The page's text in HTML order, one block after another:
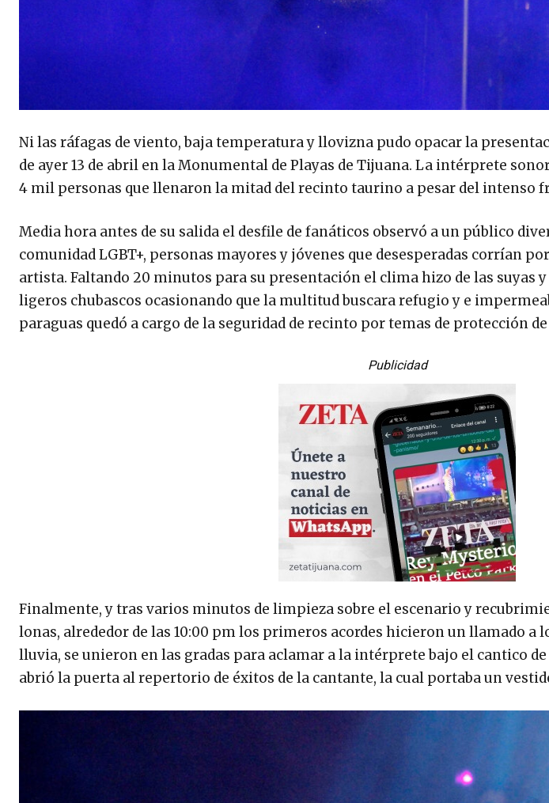
Ni las ráfagas de viento, baja temperatura y llovizna pudo opacar la
de ayer 13 de abril en la Monumental de Playas de Tijuana. La intérprete
4 mil personas que llenaron la mitad del recinto taurino a pesar del intenso
Media hora antes de su salida el desfile de fanáticos observó a un público
comunidad LGBT+, personas mayores y jóvenes que desesperadas corrían
artista. Faltando 20 minutos para su presentación el clima hizo de las suyas
ligeros chubascos ocasionando que la multitud buscara refugio y e
paraguas quedó a cargo de la seguridad de recinto por temas de protección
Publicidad
Finalmente, y tras varios minutos de limpieza sobre el escenario y
lonas, alrededor de las 10:00 pm los primeros acordes hicieron un llamado a
lluvia, se unieron en las gradas para aclamar a la intérprete bajo el cantico de
abrió la puerta al repertorio de éxitos de la cantante, la cual portaba un